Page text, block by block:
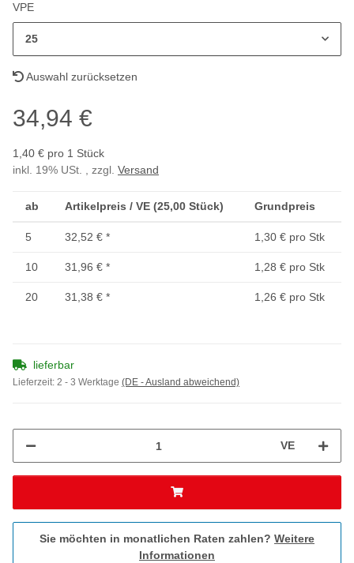
VPE
25
Auswahl zurücksetzen
34,94 €
1,40 € pro 1 Stück
inkl. 19% USt. , zzgl. Versand
ab Artikelpreis / VE (25,00 Stück) Grundpreis
5 32,52 € * 1,30 € pro Stk
10 31,96 € * 1,28 € pro Stk
20 31,38 € * 1,26 € pro Stk
lieferbar
Lieferzeit: 2 - 3 Werktage (DE - Ausland abweichend)
VE
Sie möchten in monatlichen Raten zahlen? Weitere
Informationen